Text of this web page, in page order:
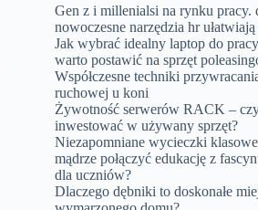
Gen z i millenialsi na rynku pracy.
nowoczesne narzędzia hr
Jak wybrać idealny laptop do
warto postawić na sprzęt
Współczesne techniki
ruchowej u koni
Żywotność serwerów RACK –
inwestować w używany sprzęt?
Niezapomniane wycieczki
mądrze połączyć edukację z
dla uczniów?
Dlaczego dębniki to doskonałe